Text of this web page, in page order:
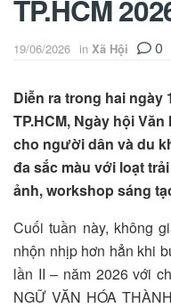
TP.HCM
19/06/2026 in Xã Hội 0
Diễn ra trong hai ngày
TP.HCM, Ngày hội
cho người dân và du
đa sắc màu với loạt
ảnh, workshop sáng
Cuối tuần này, không
nhộn nhịp hơn hẳn khi
lần II – năm 2026 với
NGỮ VĂN HÓA